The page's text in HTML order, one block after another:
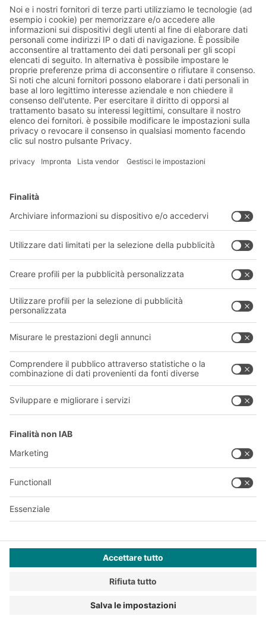
Friendly Captcha
Invia *= Richiesto
Soluzioni BITO
Soluzioni di intralogistica
Cassette e contenitori
Sistemi di trasporto
Consulenza e servizi
Download
Azienda
Chi siamo
La nostra rete globale
Seguici
A BIT O
YOUR LIFE.
011 9063242
© 2026 BITO-Lagertechnik Bittmann GmbH
Questa offerta è destinata all'industria, all'artigianato, al
commercio e alle professioni per l'utilizzo in attività
indipendenti, professionali o commerciali.
Informazioni aziendaTermini e Condizioni
Impostazioni di privacy